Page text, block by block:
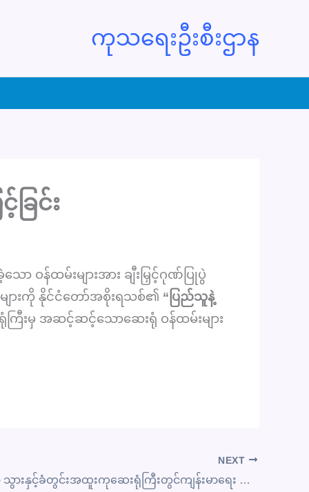
ကုသရေးဦးစီးဌာန
ြင်း
ဝန်ထမ်းများအား ချီးမြှင့်ဂုဏ်ပြုပွဲ
များကို နိုင်ငံတော်အစိုးရသစ်၏ “ပြည်သူနဲ့
းမှ အဆင့်ဆင့်သောဆေးရုံ ဝန်ထမ်းများ
NEXT
နေပြည်တော် သွားနှင့်ခံတွင်းအထူးကုဆေးရုံကြီးတွင်ကျန်းမာရေး အသိပညာပေးဟောပြောခြင်: